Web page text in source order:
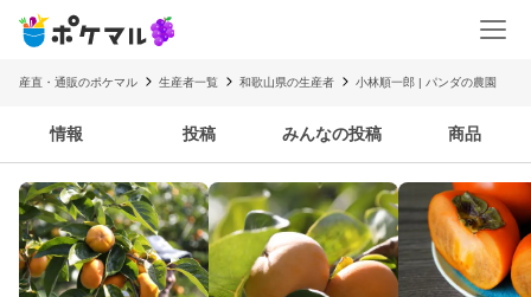
産直・通販のポケマル 生産者一覧 和歌山県の生産者 小林順一郎 | パンダの農園
情報 投稿 みんなの投稿 商品